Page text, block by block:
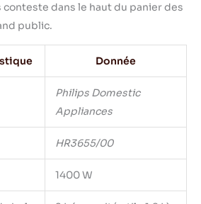
conteste dans le haut du panier des
public.
Donnée
Philips Domestic
Appliances
HR3655/00
1400 W